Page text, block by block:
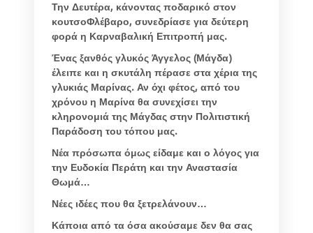
Την Δευτέρα, κάνοντας ποδαρικό στον
κουτσοΦλέβαρο, συνεδρίασε για δεύτερη
φορά η Καρναβαλική Επιτροπή μας.
Ένας ξανθός γλυκός Άγγελος (Μάγδα)
έλειπε και η σκυτάλη πέρασε στα χέρια της
γλυκιάς Μαρίνας. Αν όχι φέτος, από του
χρόνου η Μαρίνα θα συνεχίσει την
κληρονομιά της Μάγδας στην Πολιτιστική
Παράδοση του τόπου μας.
Νέα πρόσωπα όμως είδαμε και ο λόγος για
την Ευδοκία Περάτη και την Αναστασία
Θωμά…
Νέες ιδέες που θα ξετρελάνουν…
Κάποια από τα όσα ακούσαμε δεν θα σας